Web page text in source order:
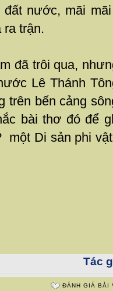
nước, mãi
ra trận.
đã trôi qua,
Lê Thánh
trên bến cảng
bài thơ đó để
một Di sản phi
Tác
ĐÁNH GIÁ BÀI